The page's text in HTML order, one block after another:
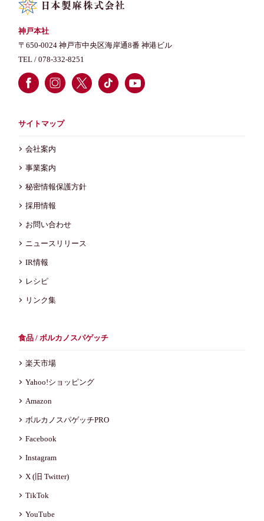
神戸本社
〒650-0024 神戸市中央区海岸通8番 神港ビル
TEL /078-332-8251
サイトマップ
会社案内
事業案内
秘密情報保護方針
採用情報
お問い合わせ
ニュースリリース
IR情報
レシピ
リンク集
食品 / ボルカノスパゲッチ
楽天市場
Yahoo!ショッピング
Amazon
ボルカノスパゲッチPRO
Facebook
Instagram
X (旧 Twitter)
TikTok
YouTube